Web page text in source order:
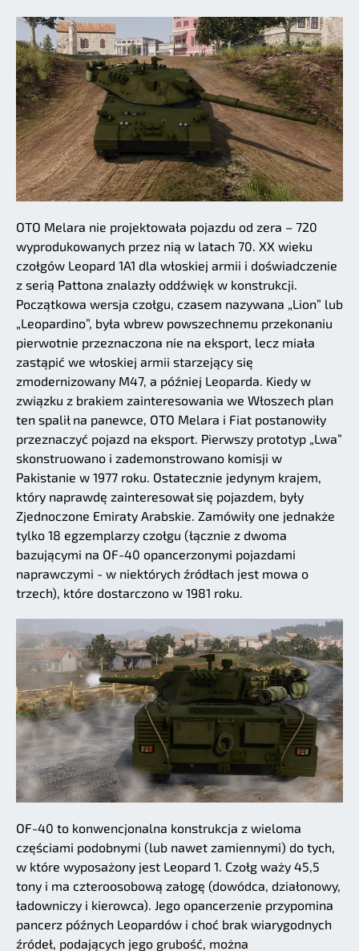
OTO Melara nie projektowała pojazdu od zera – 720
wyprodukowanych przez nią w latach 70. XX wieku
czołgów Leopard 1A1 dla włoskiej armii i doświadczenie
z serią Pattona znalazły oddźwięk w konstrukcji.
Początkowa wersja czołgu, czasem nazywana „Lion” lub
„Leopardino”, była wbrew powszechnemu przekonaniu
pierwotnie przeznaczona nie na eksport, lecz miała
zastąpić we włoskiej armii starzejący się
zmodernizowany M47, a później Leoparda. Kiedy w
związku z brakiem zainteresowania we Włoszech plan
ten spalił na panewce, OTO Melara i Fiat postanowiły
przeznaczyć pojazd na eksport. Pierwszy prototyp „Lwa”
skonstruowano i zademonstrowano komisji w
Pakistanie w 1977 roku. Ostatecznie jedynym krajem,
który naprawdę zainteresował się pojazdem, były
Zjednoczone Emiraty Arabskie. Zamówiły one jednakże
tylko 18 egzemplarzy czołgu (łącznie z dwoma
bazującymi na OF-40 opancerzonymi pojazdami
naprawczymi - w niektórych źródłach jest mowa o
trzech), które dostarczono w 1981 roku.
OF-40 to konwencjonalna konstrukcja z wieloma
częściami podobnymi (lub nawet zamiennymi) do tych,
w które wyposażony jest Leopard 1. Czołg waży 45,5
tony i ma czteroosobową załogę (dowódca, działonowy,
ładowniczy i kierowca). Jego opancerzenie przypomina
pancerz późnych Leopardów i choć brak wiarygodnych
źródeł, podających jego grubość, można